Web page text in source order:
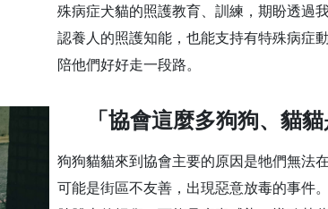
殊病症犬貓的照護教育、訓練，期盼透過
認養人的照護知能，也能支持有特殊病症
陪他們好好走一段路。
「協會這麼多狗狗、貓
狗狗貓貓來到協會主要的原因是牠們無法
可能是街區不友善，出現惡意放毒的事件